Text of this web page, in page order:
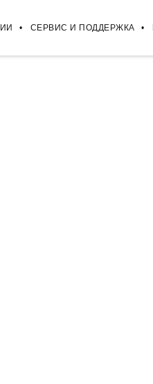
СЕРВИС И ПОДДЕРЖКА